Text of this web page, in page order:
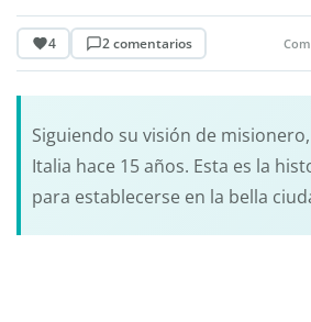
4 2 comentarios
Siguiendo su visión de
Italia hace 15 años. Esta es la
para establecerse en la bella